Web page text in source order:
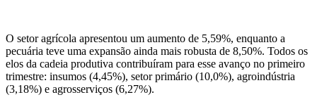
O setor agrícola apresentou um aumento de 5,59%, enquanto a
pecuária teve uma expansão ainda mais robusta de 8,50%. Todos os
elos da cadeia produtiva contribuíram para esse avanço no primeiro
trimestre: insumos (4,45%), setor primário (10,0%), agroindústria
(3,18%) e agrosserviços (6,27%).